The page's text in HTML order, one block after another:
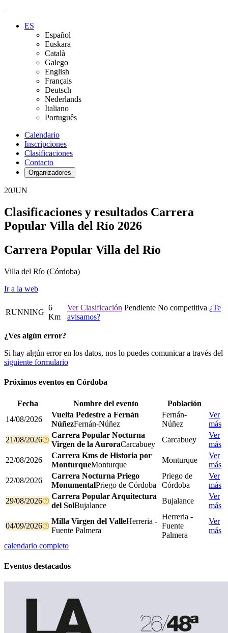
ES
Español
Euskara
Català
Galego
English
Français
Deutsch
Nederlands
Italiano
Português
Calendario
Inscripciones
Clasificaciones
Contacto
Organizadores
20JUN
Clasificaciones y resultados Carrera
Popular Villa del Río 2026
Carrera Popular Villa del Río
Villa del Río (Córdoba)
Ir a la web
RUNNING
6
Km
Ver Clasificación Pendiente No competitiva ¿Te
avisamos?
¿Ves algún error?
Si hay algún error en los datos, nos lo puedes comunicar a través del
siguiente formulario
Próximos eventos en Córdoba
Fecha Nombre del evento
Población
14/08/2026
Vuelta Pedestre a Fernán
NúñezFernán-Núñez
Fernán-
Núñez
Ver
más
21/08/2026
Carrera Popular Nocturna
Virgen de la AuroraCarcabuey
Carcabuey
Ver
más
22/08/2026
Carrera Kms de Historia por
MonturqueMonturque
Monturque
Ver
más
22/08/2026
Carrera Nocturna Priego
MonumentalPriego de Córdoba
Priego de
Córdoba
Ver
más
29/08/2026
Carrera Popular Arquitectura
del SolBujalance
Bujalance
Ver
más
04/09/2026
Milla Virgen del ValleHerreria -
Fuente Palmera
Herreria -
Fuente
Palmera
Ver
más
calendario completo
Eventos destacados